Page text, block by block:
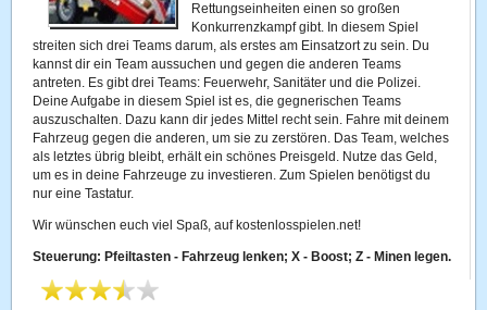
Rettungseinheiten einen so großen
Konkurrenzkampf gibt. In diesem Spiel
streiten sich drei Teams darum, als erstes am Einsatzort zu sein. Du
kannst dir ein Team aussuchen und gegen die anderen Teams
antreten. Es gibt drei Teams: Feuerwehr, Sanitäter und die Polizei.
Deine Aufgabe in diesem Spiel ist es, die gegnerischen Teams
auszuschalten. Dazu kann dir jedes Mittel recht sein. Fahre mit deinem
Fahrzeug gegen die anderen, um sie zu zerstören. Das Team, welches
als letztes übrig bleibt, erhält ein schönes Preisgeld. Nutze das Geld,
um es in deine Fahrzeuge zu investieren. Zum Spielen benötigst du
nur eine Tastatur.
Wir wünschen euch viel Spaß, auf kostenlosspielen.net!
Steuerung: Pfeiltasten - Fahrzeug lenken; X - Boost; Z - Minen legen.